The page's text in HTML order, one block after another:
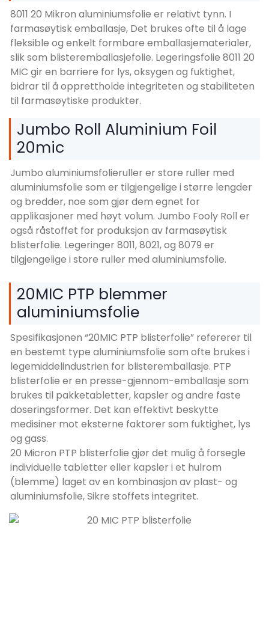
8011 20 Mikron aluminiumsfolie er relativt tynn. I
farmasøytisk emballasje, Det brukes ofte til å lage
fleksible og enkelt formbare emballasjematerialer,
slik som blisteremballasjefolie. Legeringsfolie 8011 20
MIC gir en barriere for lys, oksygen og fuktighet,
bidrar til å opprettholde integriteten og stabiliteten
til farmasøytiske produkter.
Jumbo Roll Aluminium Foil
20mic
Jumbo aluminiumsfolieruller er store ruller med
aluminiumsfolie som er tilgjengelige i større lengder
og bredder, noe som gjør dem egnet for
applikasjoner med høyt volum. Jumbo Fooly Roll er
også råstoffet for produksjon av farmasøytisk
blisterfolie. Legeringer 8011, 8021, og 8079 er
tilgjengelige i store ruller med aluminiumsfolie.
20MIC PTP blemmer
aluminiumsfolie
Spesifikasjonen “20MIC PTP blisterfolie” refererer til
en bestemt type aluminiumsfolie som ofte brukes i
legemiddelindustrien for blisteremballasje. PTP
blisterfolie er en presse-gjennom-emballasje som
brukes til pakketabletter, kapsler og andre faste
doseringsformer. Det kan effektivt beskytte
medisiner mot eksterne faktorer som fuktighet, lys
og gass.
20 Micron PTP blisterfolie gjør det mulig å forsegle
individuelle tabletter eller kapsler i et hulrom
(blemme) laget av en kombinasjon av plast- og
aluminiumsfolie, Sikre stoffets integritet.